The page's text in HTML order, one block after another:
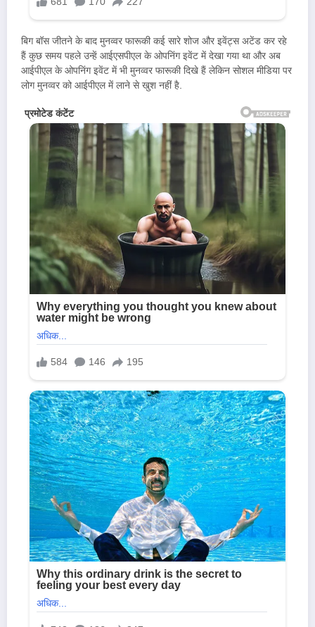
बिग बॉस जीतने के बाद मुनव्वर फारूकी कई सारे शोज और इवेंट्स अटेंड कर रहे
हैं कुछ समय पहले उन्हें आईएसपीएल के ओपनिंग इवेंट में देखा गया था और अब
आईपीएल के ओपनिंग इवेंट में भी मुनव्वर फारूकी दिखे हैं लेकिन सोशल मीडिया पर
लोग मुनव्वर को आईपीएल में लाने से खुश नहीं है.